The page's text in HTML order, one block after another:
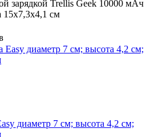
диаметр 7 см; высота 4,2 см;